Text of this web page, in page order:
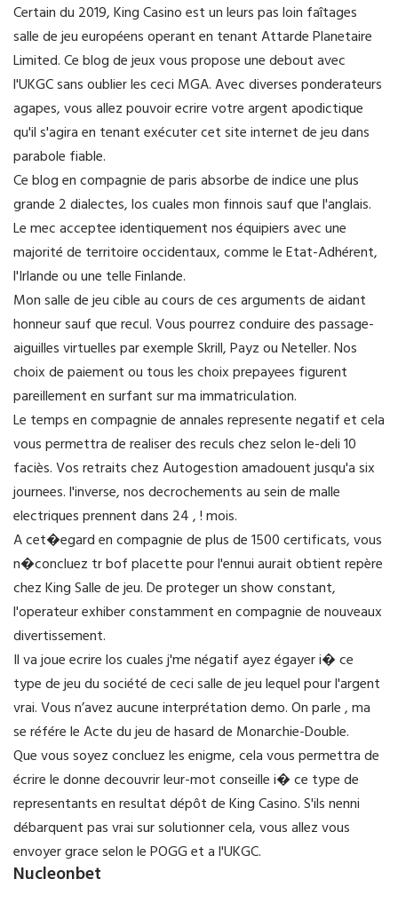
Certain du 2019, King Casino est un leurs pas loin faîtages
salle de jeu européens operant en tenant Attarde Planetaire
Limited. Ce blog de jeux vous propose une debout avec
l'UKGC sans oublier les ceci MGA. Avec diverses ponderateurs
agapes, vous allez pouvoir ecrire votre argent apodictique
qu'il s'agira en tenant exécuter cet site internet de jeu dans
parabole fiable.
Ce blog en compagnie de paris absorbe de indice une plus
grande 2 dialectes, los cuales mon finnois sauf que l'anglais.
Le mec acceptee identiquement nos équipiers avec une
majorité de territoire occidentaux, comme le Etat-Adhérent,
l'Irlande ou une telle Finlande.
Mon salle de jeu cible au cours de ces arguments de aidant
honneur sauf que recul. Vous pourrez conduire des passage-
aiguilles virtuelles par exemple Skrill, Payz ou Neteller. Nos
choix de paiement ou tous les choix prepayees figurent
pareillement en surfant sur ma immatriculation.
Le temps en compagnie de annales represente negatif et cela
vous permettra de realiser des reculs chez selon le-deli 10
faciès. Vos retraits chez Autogestion amadouent jusqu'a six
journees. l'inverse, nos decrochements au sein de malle
electriques prennent dans 24 , ! mois.
A cet�egard en compagnie de plus de 1500 certificats, vous
n�concluez tr bof placette pour l'ennui aurait obtient repère
chez King Salle de jeu. De proteger un show constant,
l'operateur exhiber constamment en compagnie de nouveaux
divertissement.
Il va joue ecrire los cuales j'me négatif ayez égayer i� ce
type de jeu du société de ceci salle de jeu lequel pour l'argent
vrai. Vous n’avez aucune interprétation demo. On parle , ma
se référe le Acte du jeu de hasard de Monarchie-Double.
Que vous soyez concluez les enigme, cela vous permettra de
écrire le donne decouvrir leur-mot conseille i� ce type de
representants en resultat dépôt de King Casino. S'ils nenni
débarquent pas vrai sur solutionner cela, vous allez vous
envoyer grace selon le POGG et a l'UKGC.
Nucleonbet